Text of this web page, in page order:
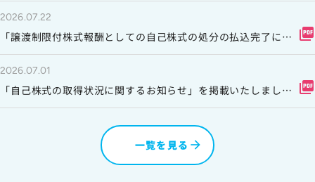
2026.07.22
「譲渡制限付株式報酬としての自己株式の処分の払込完了に関
するお知らせ」を掲載いたしました。
picture_as_pdf
2026.07.01
「自己株式の取得状況に関するお知らせ」を掲載いたしまし
た。
picture_as_pdf
一覧を見る